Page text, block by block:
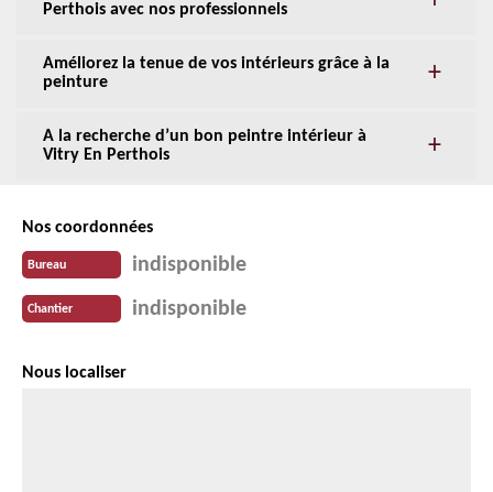
Perthois avec nos professionnels
Améliorez la tenue de vos intérieurs grâce à la
peinture
A la recherche d’un bon peintre intérieur à
Vitry En Perthois
Nos coordonnées
Bureau indisponible
Chantier indisponible
Nous localiser